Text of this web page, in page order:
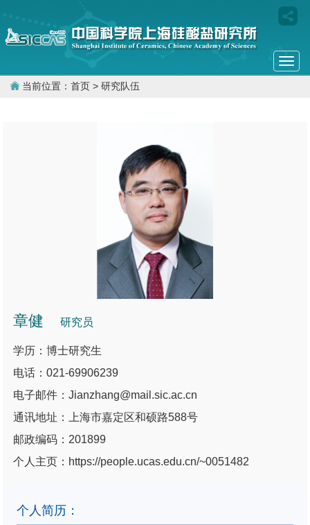
当前位置： 首页 > 研究队伍
章健 研究员
学历：博士研究生
电话：021-69906239
电子邮件：Jianzhang@mail.sic.ac.cn
通讯地址：上海市嘉定区和硕路588号
邮政编码：201899
个人主页：https://people.ucas.edu.cn/~0051482
个人简历：